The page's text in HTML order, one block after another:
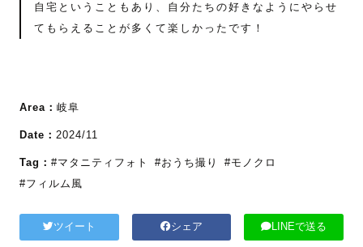
自宅ということもあり、自分たちの好きなようにやらせ
てもらえることが多くて楽しかったです！
Area： 岐阜
Date： 2024/11
Tag： #マタニティフォト #おうち撮り
#モノクロ
#フィルム風
ツイート シェア LINEで送る